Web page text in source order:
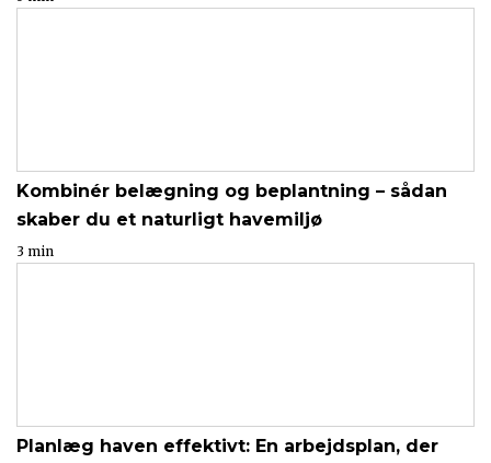
Kombinér belægning og beplantning – sådan
skaber du et naturligt havemiljø
3 min
Planlæg haven effektivt: En arbejdsplan, der